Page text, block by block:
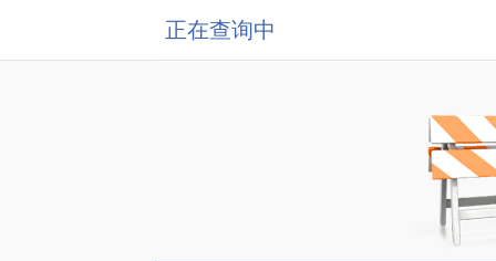
正在查询中